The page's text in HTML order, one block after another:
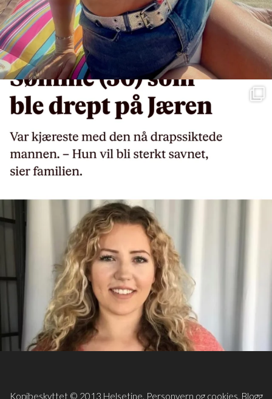
Kopibeskyttet © 2013 Helsetine. Personvern og cookies. Blogg